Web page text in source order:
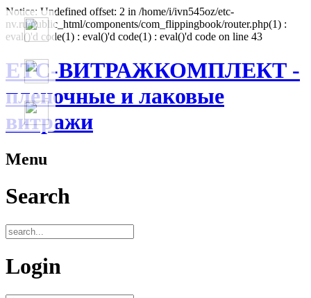
Notice: Undefined offset: 2 in /home/i/ivn545oz/etc-
nv.ru/public_html/components/com_flippingbook/router.php(1) :
eval()'d code(1) : eval()'d code(1) : eval()'d code on line 43
ЕТС-ВИТРАЖКОМПЛЕКТ -
пленочные и лаковые
витражи
Menu
Search
Login